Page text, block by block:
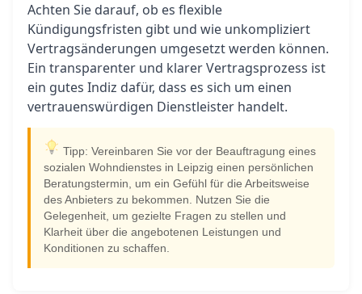
Achten Sie darauf, ob es flexible
Kündigungsfristen gibt und wie unkompliziert
Vertragsänderungen umgesetzt werden können.
Ein transparenter und klarer Vertragsprozess ist
ein gutes Indiz dafür, dass es sich um einen
vertrauenswürdigen Dienstleister handelt.
Tipp: Vereinbaren Sie vor der Beauftragung eines
sozialen Wohndienstes in Leipzig einen persönlichen
Beratungstermin, um ein Gefühl für die Arbeitsweise
des Anbieters zu bekommen. Nutzen Sie die
Gelegenheit, um gezielte Fragen zu stellen und
Klarheit über die angebotenen Leistungen und
Konditionen zu schaffen.